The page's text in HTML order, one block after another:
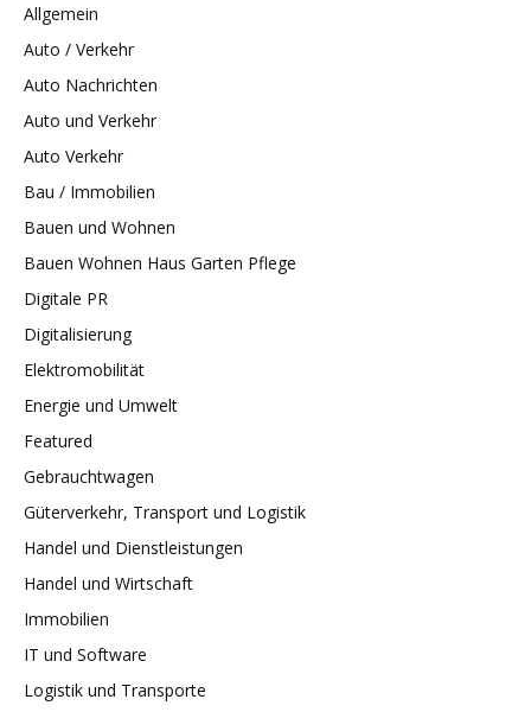
Allgemein
Auto / Verkehr
Auto Nachrichten
Auto und Verkehr
Auto Verkehr
Bau / Immobilien
Bauen und Wohnen
Bauen Wohnen Haus Garten Pflege
Digitale PR
Digitalisierung
Elektromobilität
Energie und Umwelt
Featured
Gebrauchtwagen
Güterverkehr, Transport und Logistik
Handel und Dienstleistungen
Handel und Wirtschaft
Immobilien
IT und Software
Logistik und Transporte